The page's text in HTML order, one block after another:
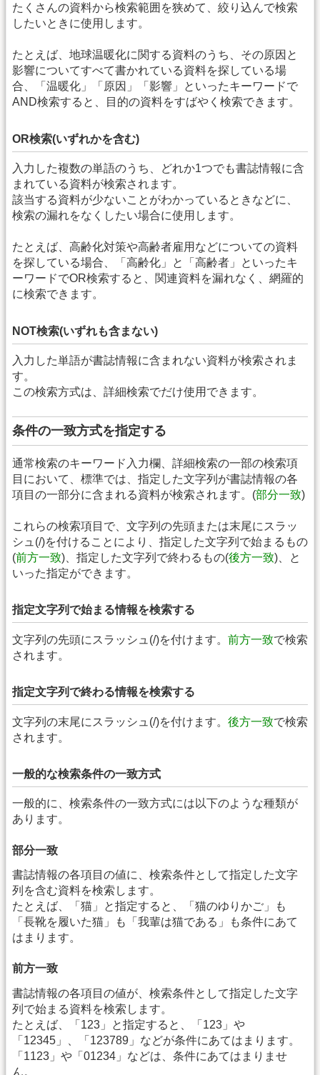
たくさんの資料から検索範囲を狭めて、絞り込んで検索
したいときに使用します。
たとえば、地球温暖化に関する資料のうち、その原因と
影響についてすべて書かれている資料を探している場
合、「温暖化」「原因」「影響」といったキーワードで
AND検索すると、目的の資料をすばやく検索できます。
OR検索(いずれかを含む)
入力した複数の単語のうち、どれか1つでも書誌情報に含
まれている資料が検索されます。
該当する資料が少ないことがわかっているときなどに、
検索の漏れをなくしたい場合に使用します。
たとえば、高齢化対策や高齢者雇用などについての資料
を探している場合、「高齢化」と「高齢者」といったキ
ーワードでOR検索すると、関連資料を漏れなく、網羅的
に検索できます。
NOT検索(いずれも含まない)
入力した単語が書誌情報に含まれない資料が検索されま
す。
この検索方式は、詳細検索でだけ使用できます。
条件の一致方式を指定する
通常検索のキーワード入力欄、詳細検索の一部の検索項
目において、標準では、指定した文字列が書誌情報の各
項目の一部分に含まれる資料が検索されます。(部分一致)
これらの検索項目で、文字列の先頭または末尾にスラッ
シュ(/)を付けることにより、指定した文字列で始まるもの
(前方一致)、指定した文字列で終わるもの(後方一致)、と
いった指定ができます。
指定文字列で始まる情報を検索する
文字列の先頭にスラッシュ(/)を付けます。 前方一致で検索
されます。
指定文字列で終わる情報を検索する
文字列の末尾にスラッシュ(/)を付けます。 後方一致で検索
されます。
一般的な検索条件の一致方式
一般的に、検索条件の一致方式には以下のような種類が
あります。
部分一致
書誌情報の各項目の値に、検索条件として指定した文字
列を含む資料を検索します。
たとえば、「猫」と指定すると、「猫のゆりかご」も
「長靴を履いた猫」も「我輩は猫である」も条件にあて
はまります。
前方一致
書誌情報の各項目の値が、検索条件として指定した文字
列で始まる資料を検索します。
たとえば、「123」と指定すると、「123」や
「12345」、「123789」などが条件にあてはまります。
「1123」や「01234」などは、条件にあてはまりませ
ん。